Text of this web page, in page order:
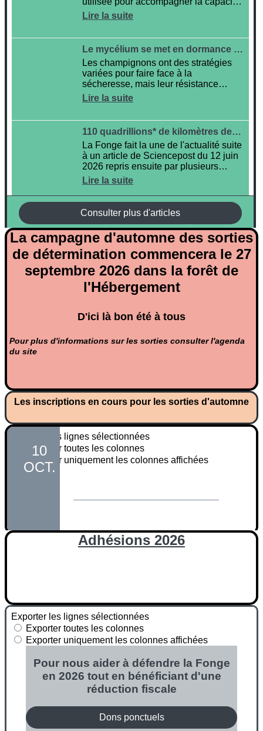
La campagne d'automne des sorties
de détermination commencera le 27
septembre 2026 dans la forêt de
l'Hébergement
D'ici là bon été à tous
Pour plus d'informations sur les sorties consulter l'agenda
du site
Les inscriptions en cours pour les sorties d'automne
Adhésions 2026